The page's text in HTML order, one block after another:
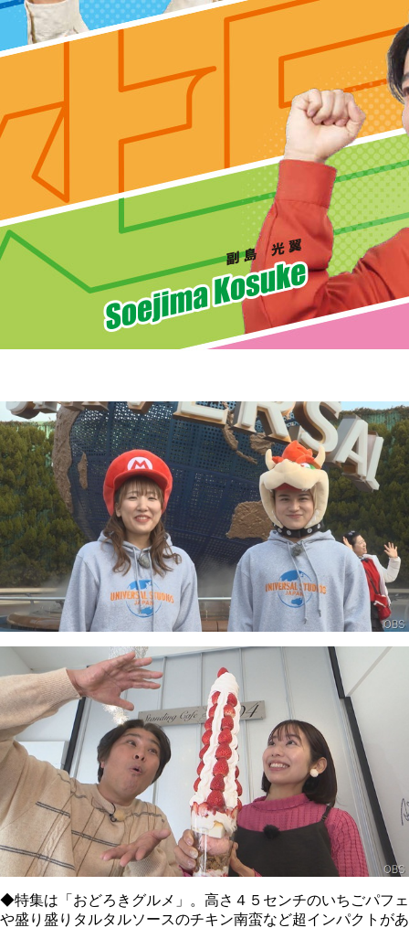
◆特集は「おどろきグルメ」。高さ４５センチのいちごパフェ
や盛り盛りタルタルソースのチキン南蛮など超インパクトがあ